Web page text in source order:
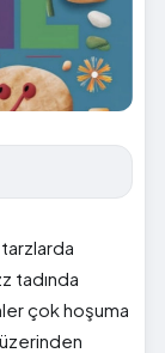
tadında
çok hoşuma